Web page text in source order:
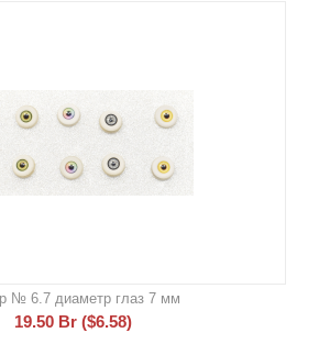
№ 6.7 диаметр глаз 7 мм
19.50 Br ($6.58)